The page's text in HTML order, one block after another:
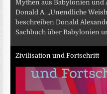
Mythen aus Babylonien und
Donald A. „Unendliche
beschreiben Donald
Sachbuch über Babylonien
Zivilisation und Fortschritt